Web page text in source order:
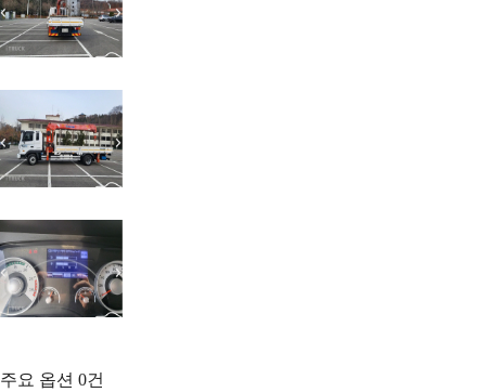
주요 옵션 0건